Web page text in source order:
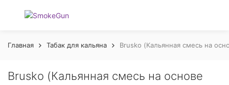
Главная Табак для кальяна Brusko (Кальянная смесь на
Brusko (Кальянная смесь на основе